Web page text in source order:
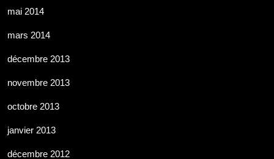
mai 2014
mars 2014
décembre 2013
novembre 2013
octobre 2013
janvier 2013
décembre 2012